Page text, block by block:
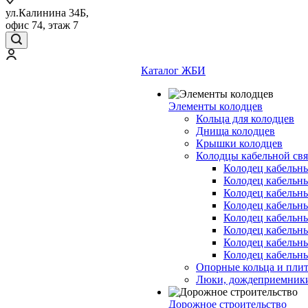
ул.Калинина 34Б,
офис 74, этаж 7
Каталог ЖБИ
Элементы колодцев
Кольца для колодцев
Днища колодцев
Крышки колодцев
Колодцы кабельной
Колодец
Колодец
Колодец
Колодец
Колодец
Колодец
Колодец
Колодец
Опорные кольца и
Люки,
Дорожное строительство